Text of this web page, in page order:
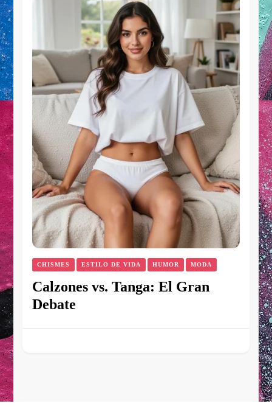
CHISMES ESTILO DE VIDA HUMOR MODA
Calzones vs. Tanga: El Gran
Debate